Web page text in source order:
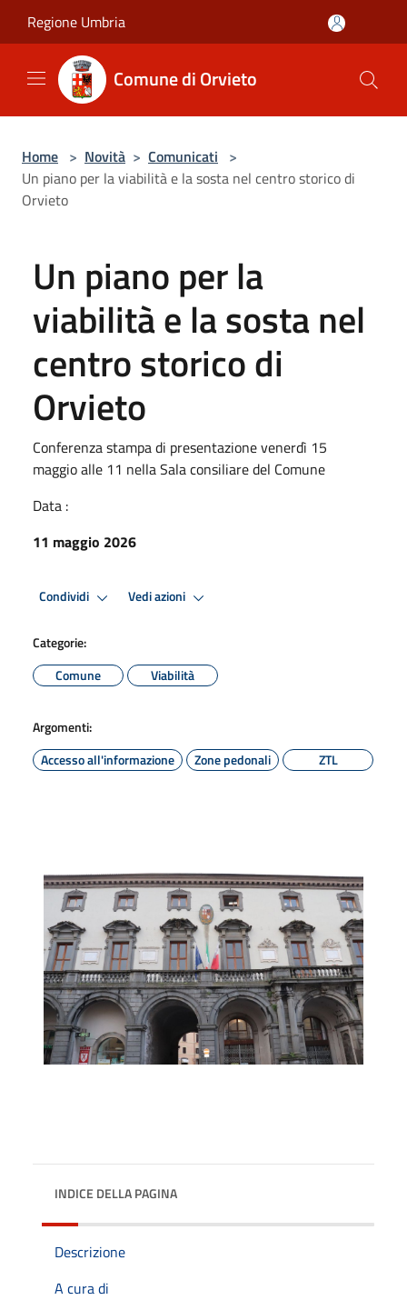
Regione Umbria
Comune di Orvieto
Home > Novità > Comunicati >
Un piano per la viabilità e la sosta nel centro storico di
Orvieto
Un piano per la
viabilità e la sosta nel
centro storico di
Orvieto
Conferenza stampa di presentazione venerdì 15
maggio alle 11 nella Sala consiliare del Comune
Data :
11 maggio 2026
Condividi Vedi azioni
Categorie:
Comune
Viabilità
Argomenti:
Accesso all'informazione
Zone pedonali ZTL
INDICE DELLA PAGINA
Descrizione
A cura di